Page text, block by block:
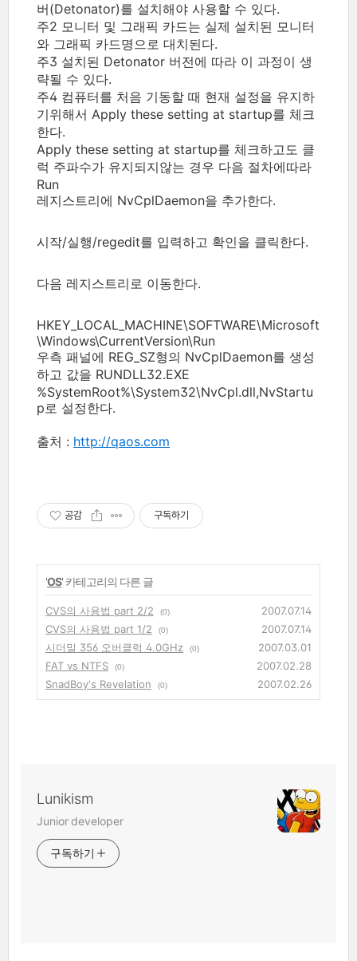
버(Detonator)를 설치해야 사용할 수 있다.
주2 모니터 및 그래픽 카드는 실제 설치된 모니터
와 그래픽 카드명으로 대치된다.
주3 설치된 Detonator 버전에 따라 이 과정이 생
략될 수 있다.
주4 컴퓨터를 처음 기동할 때 현재 설정을 유지하
기위해서 Apply these setting at startup를 체크
한다.
Apply these setting at startup를 체크하고도 클
럭 주파수가 유지되지않는 경우 다음 절차에따라
Run
레지스트리에 NvCplDaemon을 추가한다.
시작/실행/regedit를 입력하고 확인을 클릭한다.
다음 레지스트리로 이동한다.
HKEY_LOCAL_MACHINE\SOFTWARE\Microsoft
\Windows\CurrentVersion\Run
우측 패널에 REG_SZ형의 NvCplDaemon를 생성
하고 값을 RUNDLL32.EXE
%SystemRoot%\System32\NvCpl.dll,NvStartu
p로 설정한다.
출처 : http://qaos.com
공감 구독하기
'OS' 카테고리의 다른 글
CVS의 사용법 part 2/2 (0)
2007.07.14
CVS의 사용법 part 1/2
(0)
2007.07.14
시더밀 356 오버클럭 4.0GHz
(0)
2007.03.01
FAT vs NTFS
(0)
2007.02.28
SnadBoy's Revelation
(0) 2007.02.26
Lunikism
Junior developer
구독하기